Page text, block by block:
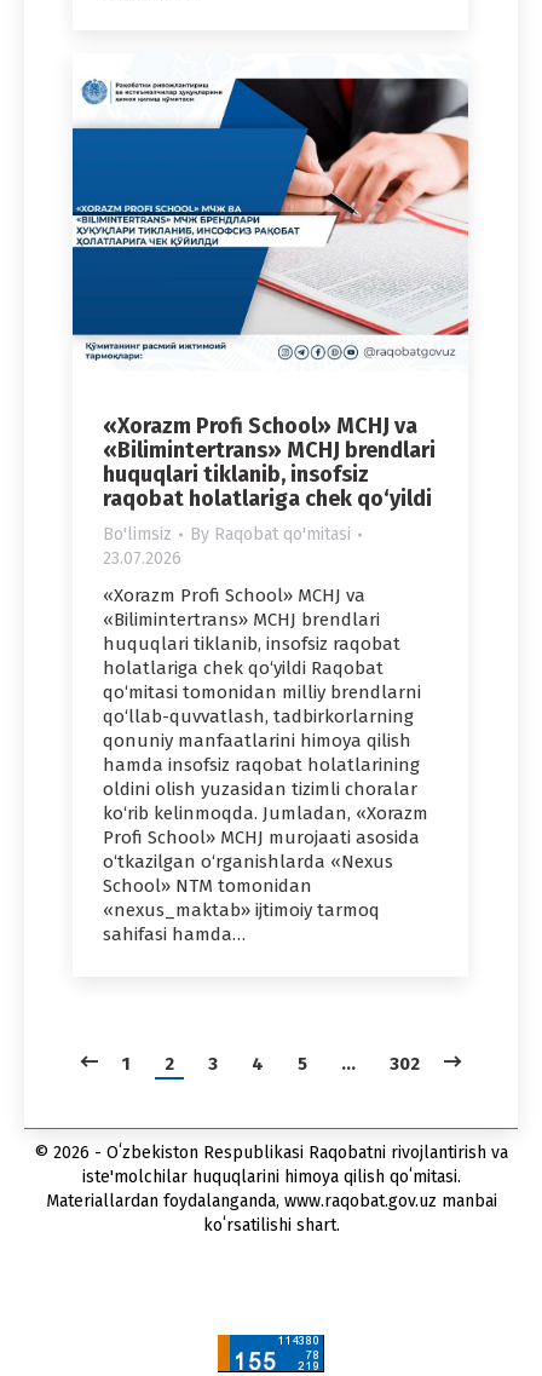
«Xorazm Profi School» MCHJ va
«Bilimintertrans» MCHJ brendlari
huquqlari tiklanib, insofsiz
raqobat holatlariga chek qo‘yildi
Bo'limsiz By Raqobat qo'mitasi
23.07.2026
«Xorazm Profi School» MCHJ va
«Bilimintertrans» MCHJ brendlari
huquqlari tiklanib, insofsiz raqobat
holatlariga chek qo‘yildi Raqobat
qo‘mitasi tomonidan milliy brendlarni
qo‘llab-quvvatlash, tadbirkorlarning
qonuniy manfaatlarini himoya qilish
hamda insofsiz raqobat holatlarining
oldini olish yuzasidan tizimli choralar
ko‘rib kelinmoqda. Jumladan, «Xorazm
Profi School» MCHJ murojaati asosida
o‘tkazilgan o‘rganishlarda «Nexus
School» NTM tomonidan
«nexus_maktab» ijtimoiy tarmoq
sahifasi hamda…
1 2 3 4 5 … 302
© 2026 - Oʻzbekiston Respublikasi Raqobatni rivojlantirish va
iste'molchilar huquqlarini himoya qilish qoʻmitasi.
Materiallardan foydalanganda, www.raqobat.gov.uz manbai
koʻrsatilishi shart.